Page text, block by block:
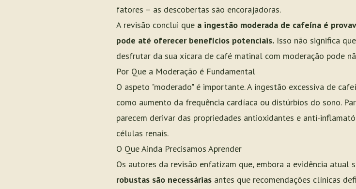
fatores – as descobertas são encorajadoras.
A revisão conclui que a ingestão moderada de cafeína é
pode até oferecer benefícios potenciais. Isso não significa
desfrutar da sua xícara de café matinal com moderação pode
Por Que a Moderação é Fundamental
O aspeto "moderado" é importante. A ingestão excessiva de
como aumento da frequência cardíaca ou distúrbios do sono.
parecem derivar das propriedades antioxidantes e anti-
células renais.
O Que Ainda Precisamos Aprender
Os autores da revisão enfatizam que, embora a evidência atual
robustas são necessárias antes que recomendações clínicas